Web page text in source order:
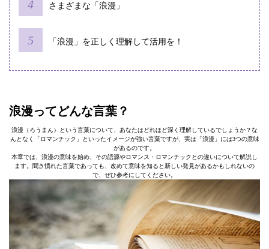
さまざまな「浪漫」
「浪漫」を正しく理解して活用を！
浪漫ってどんな言葉？
浪漫（ろうまん）という言葉について、あなたはどれほど深く理解しているでしょうか？な
んとなく「ロマンチック」といったイメージが強い言葉ですが、実は「浪漫」には3つの意味
があるのです。
本章では、浪漫の意味を始め、その語源やロマンス・ロマンチックとの違いについて解説し
ます。聞き慣れた言葉であっても、改めて意味を知ると新しい発見があるかもしれないの
で、ぜひ参考にしてください。